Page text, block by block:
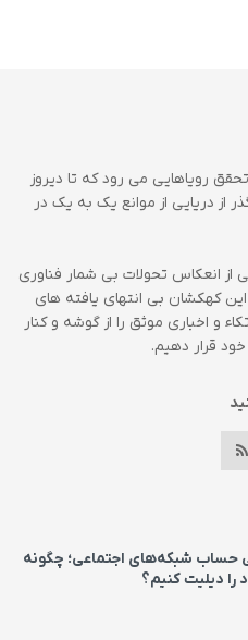
رویاهایی می رود که تا دیروز
از دریایی از موانع یک به یک در
انعکاس تحولات بی شمار فناوری
کهکشان بی انتهای یافته های
و اخباری موثق را از گوشه و کنار
خود قرار دهیم.
شبکه‌های اجتماعی؛ چگونه
را دیلیت کنیم؟